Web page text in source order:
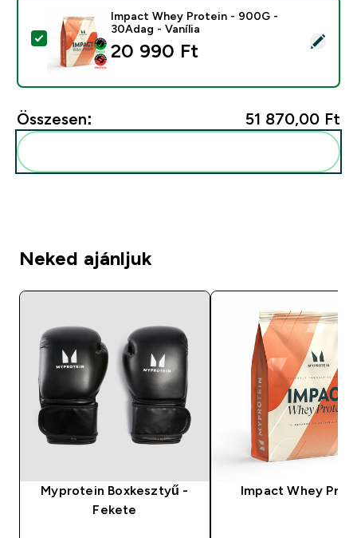
Termék kiválasztása - Impact Whey Protein - 900G -
Impact Whey Protein - 900G -
30Adag - Vanília
20 990 Ft‎
Összesen: 51 870,00 Ft‎
Neked ajánljuk
Myprotein Boxkesztyű -
Fekete
Impact Whey